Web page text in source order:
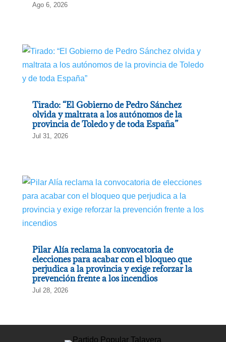
Ago 6, 2026
Tirado: “El Gobierno de Pedro Sánchez
olvida y maltrata a los autónomos de la
provincia de Toledo y de toda España”
Jul 31, 2026
Pilar Alía reclama la convocatoria de
elecciones para acabar con el bloqueo que
perjudica a la provincia y exige reforzar la
prevención frente a los incendios
Jul 28, 2026